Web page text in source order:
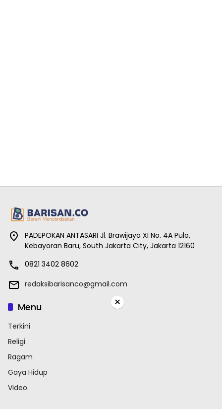
PADEPOKAN ANTASARI Jl. Brawijaya XI No. 4A Pulo,
Kebayoran Baru, South Jakarta City, Jakarta 12160
0821 3402 8602
redaksibarisanco@gmail.com
Menu
Terkini
Religi
Ragam
Gaya Hidup
Video
×